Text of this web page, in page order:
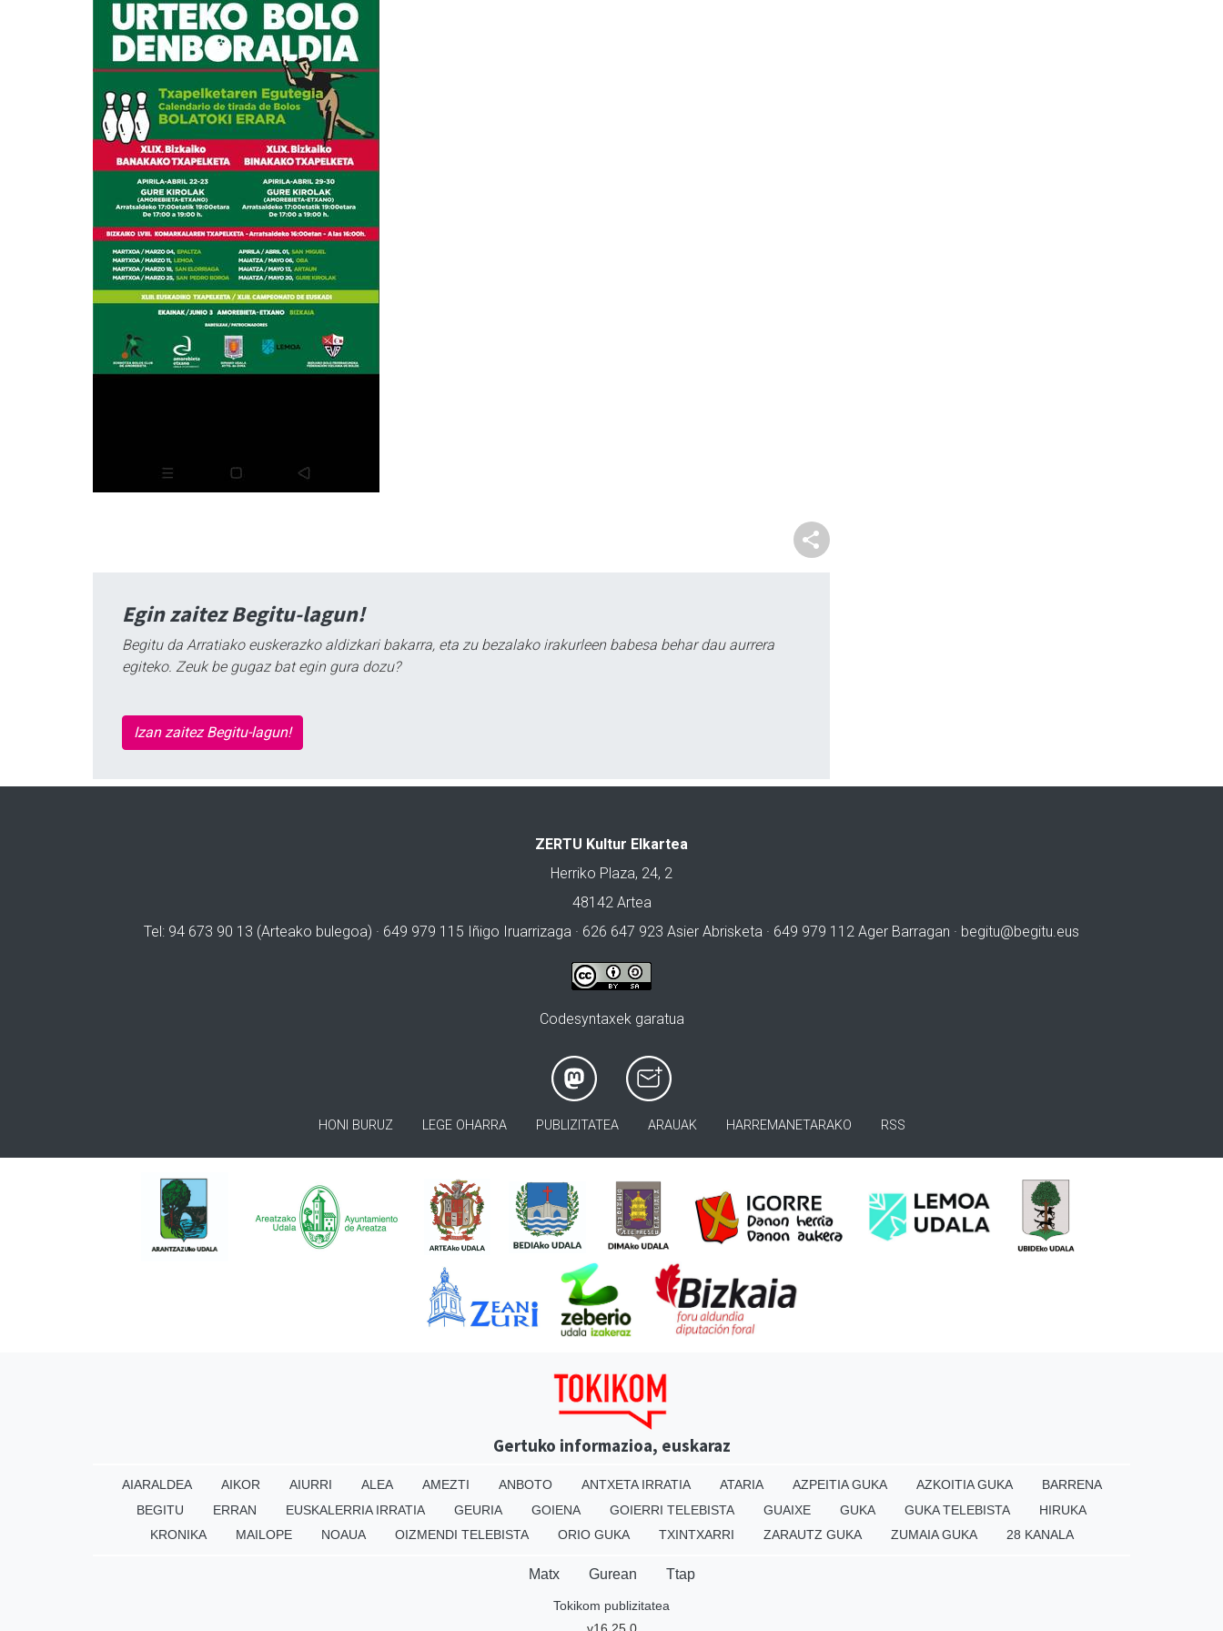
Egin zaitez Begitu-lagun!
Begitu da Arratiako euskerazko aldizkari bakarra, eta zu bezalako irakurleen babesa behar dau aurrera
egiteko. Zeuk be gugaz bat egin gura dozu?
Izan zaitez Begitu-lagun!
ZERTU Kultur Elkartea
Herriko Plaza, 24, 2
48142 Artea
Tel: 94 673 90 13 (Arteako bulegoa) · 649 979 115 Iñigo Iruarrizaga · 626 647 923 Asier Abrisketa · 649 979 112 Ager Barragan · begitu@begitu.eus
Codesyntaxek garatua
HONI BURUZ LEGE OHARRA PUBLIZITATEA ARAUAK HARREMANETARAKO RSS
Gertuko informazioa, euskaraz
AIARALDEA AIKOR AIURRI ALEA AMEZTI ANBOTO ANTXETA IRRATIA ATARIA AZPEITIA GUKA AZKOITIA GUKA
BARRENA
BEGITU
ERRAN EUSKALERRIA IRRATIA GEURIA GOIENA GOIERRI TELEBISTA GUAIXE GUKA GUKA TELEBISTA
HIRUKA
KRONIKA
MAILOPE NOAUA OIZMENDI TELEBISTA ORIO GUKA TXINTXARRI ZARAUTZ GUKA ZUMAIA GUKA 28 KANALA
Matx Gurean Ttap
Tokikom publizitatea